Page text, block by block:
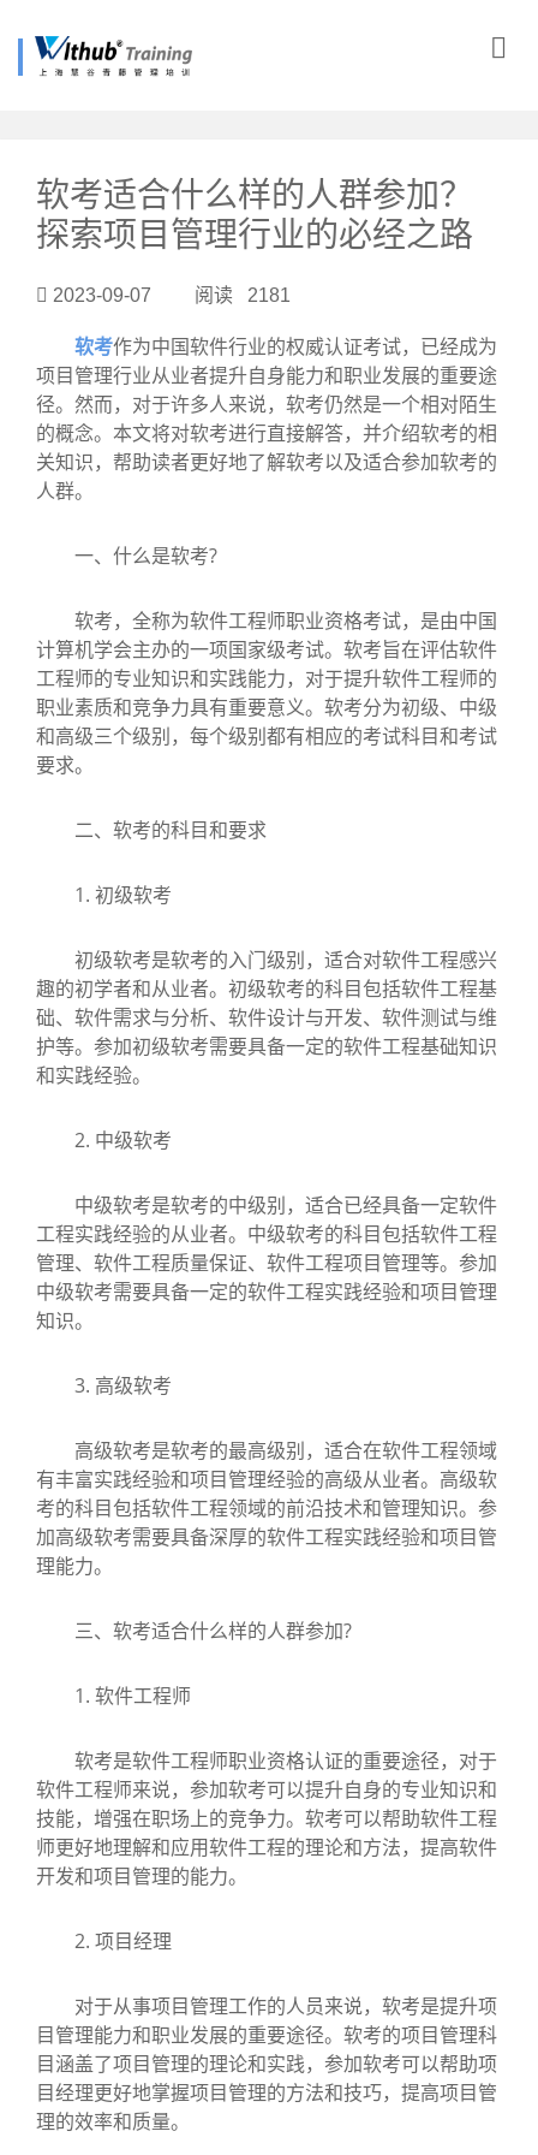
软考适合什么样的人群参加？
探索项目管理行业的必经之路
2023-09-07 阅读 2181
软考作为中国软件行业的权威认证考试，已经成为
项目管理行业从业者提升自身能力和职业发展的重要途
径。然而，对于许多人来说，软考仍然是一个相对陌生
的概念。本文将对软考进行直接解答，并介绍软考的相
关知识，帮助读者更好地了解软考以及适合参加软考的
人群。
一、什么是软考?
软考，全称为软件工程师职业资格考试，是由中国
计算机学会主办的一项国家级考试。软考旨在评估软件
工程师的专业知识和实践能力，对于提升软件工程师的
职业素质和竞争力具有重要意义。软考分为初级、中级
和高级三个级别，每个级别都有相应的考试科目和考试
要求。
二、软考的科目和要求
1. 初级软考
初级软考是软考的入门级别，适合对软件工程感兴
趣的初学者和从业者。初级软考的科目包括软件工程基
础、软件需求与分析、软件设计与开发、软件测试与维
护等。参加初级软考需要具备一定的软件工程基础知识
和实践经验。
2. 中级软考
中级软考是软考的中级别，适合已经具备一定软件
工程实践经验的从业者。中级软考的科目包括软件工程
管理、软件工程质量保证、软件工程项目管理等。参加
中级软考需要具备一定的软件工程实践经验和项目管理
知识。
3. 高级软考
高级软考是软考的最高级别，适合在软件工程领域
有丰富实践经验和项目管理经验的高级从业者。高级软
考的科目包括软件工程领域的前沿技术和管理知识。参
加高级软考需要具备深厚的软件工程实践经验和项目管
理能力。
三、软考适合什么样的人群参加?
1. 软件工程师
软考是软件工程师职业资格认证的重要途径，对于
软件工程师来说，参加软考可以提升自身的专业知识和
技能，增强在职场上的竞争力。软考可以帮助软件工程
师更好地理解和应用软件工程的理论和方法，提高软件
开发和项目管理的能力。
2. 项目经理
对于从事项目管理工作的人员来说，软考是提升项
目管理能力和职业发展的重要途径。软考的项目管理科
目涵盖了项目管理的理论和实践，参加软考可以帮助项
目经理更好地掌握项目管理的方法和技巧，提高项目管
理的效率和质量。